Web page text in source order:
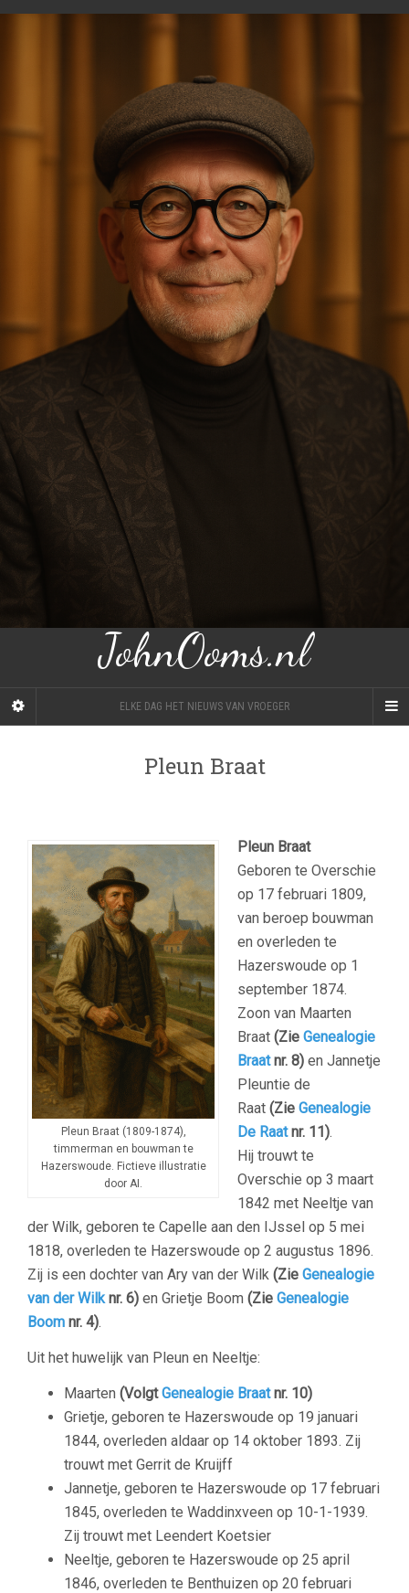
JohnOoms.nl
ELKE DAG HET NIEUWS VAN VROEGER
Pleun Braat
Pleun Braat (1809-1874),
timmerman en bouwman te
Hazerswoude. Fictieve illustratie
door AI.
Pleun Braat
Geboren te Overschie
op 17 februari 1809,
van beroep bouwman
en overleden te
Hazerswoude op 1
september 1874.
Zoon van Maarten
Braat (Zie Genealogie
Braatnr. 8) en Jannetje
Pleuntie de
Raat (Zie Genealogie
De Raatnr. 11).
Hij trouwt te
Overschie op 3 maart
1842 met Neeltje van
der Wilk, geboren te Capelle aan den IJssel op 5 mei
1818, overleden te Hazerswoude op 2 augustus 1896.
Zij is een dochter van Ary van der Wilk (Zie Genealogie
van der Wilknr. 6) en Grietje Boom (Zie Genealogie
Boom nr. 4).
Uit het huwelijk van Pleun en Neeltje:
Maarten (VolgtGenealogie Braatnr. 10)
Grietje, geboren te Hazerswoude op 19 januari
1844, overleden aldaar op 14 oktober 1893. Zij
trouwt met Gerrit de Kruijff
Jannetje, geboren te Hazerswoude op 17 februari
1845, overleden te Waddinxveen op 10-1-1939.
Zij trouwt met Leendert Koetsier
Neeltje, geboren te Hazerswoude op 25 april
1846, overleden te Benthuizen op 20 februari